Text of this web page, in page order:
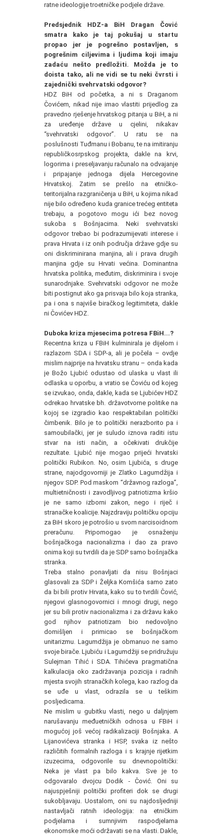
ratne ideologije troetničke podjele države.
Predsjednik HDZ-a BiH Dragan Čović
smatra kako je taj pokušaj u startu
propao jer je pogrešno postavljen, s
pogrešnim ciljevima i ljudima koji imaju
zadaću nešto predložiti. Možda je to
doista tako, ali ne vidi se tu neki čvrsti i
zajednički svehrvatski odgovor?
HDZ BiH od početka, a ni s Draganom
Čovićem, nikad nije imao vlastiti prijedlog za
pravedno rješenje hrvatskog pitanja u BiH, a ni
za uređenje države u cjelini, nikakav
“svehrvatski odgovor”. U ratu se na
poslušnosti Tuđmanu i Bobanu, te na imitiranju
republičkosrpskog projekta, dakle na krvi,
logorima i preseljavanju računalo na odvajanje
i pripajanje jednoga dijela Hercegovine
Hrvatskoj. Zatim se prešlo na etničko-
teritorijalna razgraničenja u BiH, u kojima nikad
nije bilo određeno kuda granice trećeg entiteta
trebaju, a pogotovo mogu ići bez novog
sukoba s Bošnjacima. Neki svehrvatski
odgovor trebao bi podrazumijevati interese i
prava Hrvata i iz onih područja države gdje su
oni diskriminirana manjina, ali i prava drugih
manjina gdje su Hrvati većina. Dominantna
hrvatska politika, međutim, diskriminira i svoje
sunarodnjake. Svehrvatski odgovor ne može
biti postignut ako ga prisvaja bilo koja stranka,
pa i ona s najviše biračkog legitimiteta, dakle
ni Čovićev HDZ.
Duboka kriza mjesecima potresa FBiH...?
Recentna kriza u FBiH kulminirala je dijelom i
razlazom SDA i SDP-a, ali je počela – ovdje
mislim najprije na hrvatsku stranu – onda kada
je Božo Ljubić odustao od ulaska u vlast ili
odlaska u oporbu, a vratio se Čoviću od kojeg
se izvukao, onda, dakle, kada se Ljubićev HDZ
odrekao hrvatske bh. državotvorne politike na
kojoj se izgradio kao respektabilan politički
čimbenik. Bilo je to politički nerazborito pa i
samoubilački, jer je suludo iznova raditi istu
stvar na isti način, a očekivati drukčije
rezultate. Ljubić nije mogao prijeći hrvatski
politički Rubikon. No, osim Ljubića, s druge
strane, najodgovorniji je Zlatko Lagumdžija i
njegov SDP. Pod maskom “državnog razloga”,
multietničnosti i zavodljivog patriotizma kršio
je ne samo izborni zakon, nego i riječ i
stranačke koalicije. Najzdraviju političku opciju
za BiH skoro je potrošio u svom narcisoidnom
preračunu. Pripomogao je osnaženju
bošnjačkoga nacionalizma i dao za pravo
onima koji su tvrdili da je SDP samo bošnjačka
stranka.
Treba stalno ponavljati da nisu Bošnjaci
glasovali za SDP i Željka Komšića samo zato
da bi bili protiv Hrvata, kako su to tvrdili Čović,
njegovi glasnogovornici i mnogi drugi, nego
jer su bili protiv nacionalizma i za državu kako
god njihov patriotizam bio nedovoljno
domišljen i primicao se bošnjačkom
unitarizmu. Lagumdžija je obmanuo ne samo
svoje birače. Ljubiću i Lagumdžiji se pridružuju
Sulejman Tihić i SDA. Tihićeva pragmatična
kalkulacija oko zadržavanja pozicija i radnih
mjesta svojih stranačkih kolega, kao razlog da
se uđe u vlast, odrazila se u teškim
posljedicama.
Ne mislim u gubitku vlasti, nego u daljnjem
narušavanju međuetničkih odnosa u FBiH i
mogućoj još većoj radikalizaciji Bošnjaka. A
Lijanovićeva stranka i HSP, svaka iz nešto
različitih formalnih razloga i s krajnje rijetkim
izuzecima, odgovorile su dnevnopolitički:
Neka je vlast pa bilo kakva. Sve je to
odgovaralo dvojcu Dodik - Čović. Oni su
najuspješniji politički profiteri dok se drugi
sukobljavaju. Uostalom, oni su najdosljedniji
nastavljači ratnih ideologija: na etničkim
podjelama i sumnjivim raspodjelama
ekonomske moći održavati se na vlasti. Dakle,